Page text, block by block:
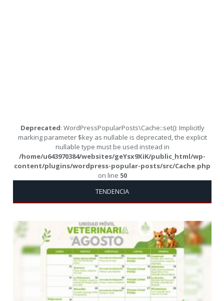
Deprecated: WordPressPopularPosts\Cache::set(): Implicitly
marking parameter $key as nullable is deprecated, the explicit
nullable type must be used instead in
/home/u643970384/websites/geYsx9XiK/public_html/wp-
content/plugins/wordpress-popular-posts/src/Cache.php
on line 50
TENDENCIA